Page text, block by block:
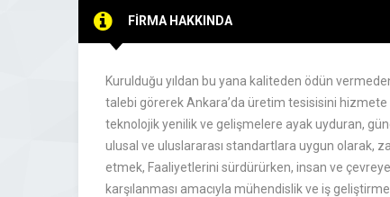
FİRMA HAKKINDA
Kurulduğu yıldan bu yana kaliteden ödün
talebi görerek Ankara’da üretim tesisisini hizmete
teknolojik yenilik ve gelişmelere ayak uyduran,
ulusal ve uluslararası standartlara uygun olarak,
etmek, Faaliyetlerini sürdürürken, insan ve
karşılanması amacıyla mühendislik ve iş